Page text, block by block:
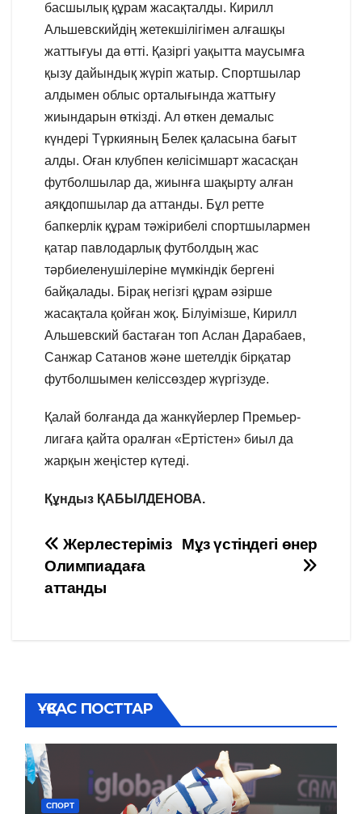
басшылық құрам жасақталды. Кирилл
Альшевскийдің жетекшілігімен алғашқы
жаттығуы да өтті. Қазіргі уақытта маусымға
қызу дайындық жүріп жатыр. Спортшылар
алдымен облыс орталығында жаттығу
жиындарын өткізді. Ал өткен демалыс
күндері Түркияның Белек қаласына бағыт
алды. Оған клубпен келісімшарт жасасқан
футболшылар да, жиынға шақырту алған
аяқдопшылар да аттанды. Бұл ретте
бапкерлік құрам тәжірибелі спортшылармен
қатар павлодарлық футболдың жас
тәрбиеленушілеріне мүмкіндік бергені
байқалады. Бірақ негізгі құрам әзірше
жасақтала қойған жоқ. Білуімізше, Кирилл
Альшевский бастаған топ Аслан Дарабаев,
Санжар Сатанов және шетелдік бірқатар
футболшымен келіссөздер жүргізуде.
Қалай болғанда да жанкүйерлер Премьер-
лигаға қайта оралған «Ертістен» биыл да
жарқын жеңістер күтеді.
Құндыз ҚАБЫЛДЕНОВА.
Навигация
по
Мұз үстіндегі өнер
Жерлестеріміз
Олимпиадаға
аттанды
ҰҚСАС ПОСТТАР
СПОРТ